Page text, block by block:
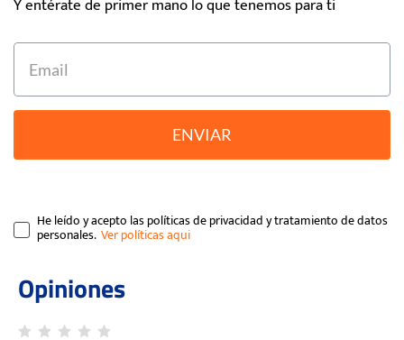
Y entérate de primer mano lo que tenemos para ti
ENVIAR
He leído y acepto las políticas de privacidad y tratamiento de datos
personales.